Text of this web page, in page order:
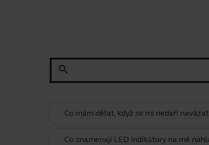
search
Co mám dělat, když se mi nedaří
Co znamenají LED indikátory na mé